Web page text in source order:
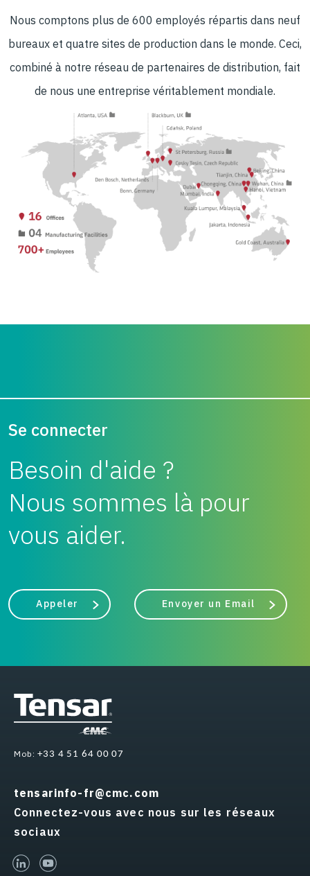
Nous comptons plus de 600 employés répartis dans neuf
bureaux et quatre sites de production dans le monde. Ceci,
combiné à notre réseau de partenaires de distribution, fait
de nous une entreprise véritablement mondiale.
Se connecter
Besoin d'aide ?
Nous sommes là pour
vous aider.
Appeler Envoyer un Email
Mob: +33 4 51 64 00 07
tensarinfo-fr@cmc.com
Connectez-vous avec nous sur les réseaux
sociaux
linked-inyoutube